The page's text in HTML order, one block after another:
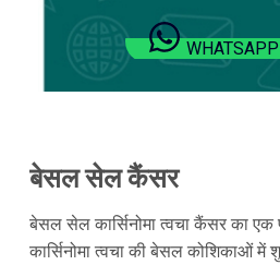
बेसल सेल कैंसर
बेसल सेल कार्सिनोमा त्वचा कैंसर का
कार्सिनोमा त्वचा की बेसल कोशिकाओं में